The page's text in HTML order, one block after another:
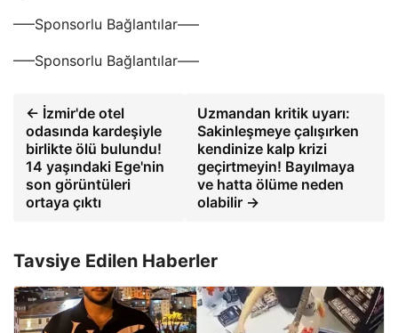
—–Sponsorlu Bağlantılar—–
—–Sponsorlu Bağlantılar—–
← İzmir'de otel
odasında kardeşiyle
birlikte ölü bulundu!
14 yaşındaki Ege'nin
son görüntüleri
ortaya çıktı
Uzmandan kritik uyarı:
Sakinleşmeye çalışırken
kendinize kalp krizi
geçirtmeyin! Bayılmaya
ve hatta ölüme neden
olabilir →
Tavsiye Edilen Haberler